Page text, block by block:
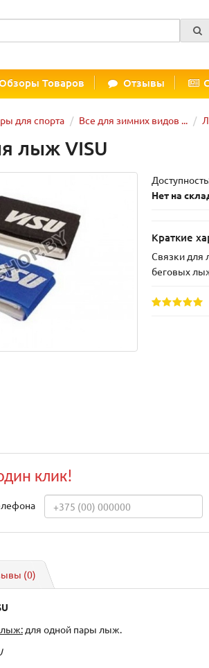
Товаров Отзывы
для спорта Все для зимних видов ...
лыж VISU
Нет на
Краткие
Связки для
беговых
клик!
(0)
лыж: для одной пары лыж.